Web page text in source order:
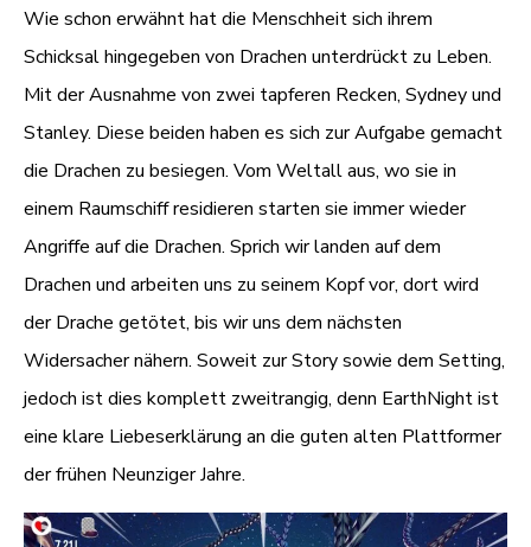
Wie schon erwähnt hat die Menschheit sich ihrem
Schicksal hingegeben von Drachen unterdrückt zu Leben.
Mit der Ausnahme von zwei tapferen Recken, Sydney und
Stanley. Diese beiden haben es sich zur Aufgabe gemacht
die Drachen zu besiegen. Vom Weltall aus, wo sie in
einem Raumschiff residieren starten sie immer wieder
Angriffe auf die Drachen. Sprich wir landen auf dem
Drachen und arbeiten uns zu seinem Kopf vor, dort wird
der Drache getötet, bis wir uns dem nächsten
Widersacher nähern. Soweit zur Story sowie dem Setting,
jedoch ist dies komplett zweitrangig, denn EarthNight ist
eine klare Liebeserklärung an die guten alten Plattformer
der frühen Neunziger Jahre.